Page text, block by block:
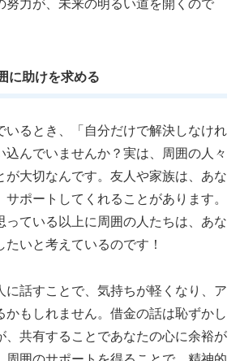
努力が、未来の明るい道を開くので
に助けを求める
いるとき、「自分だけで解決しなけれ
込んでいませんか？実は、周囲の人々
が大切なんです。友人や家族は、あな
ポートしてくれることがあります。
っている以上に周囲の人たちは、あな
いと考えているのです！
に話すことで、気持ちが軽くなり、ア
かもしれません。借金の話は恥ずかし
、共有することであなたの心に余裕が